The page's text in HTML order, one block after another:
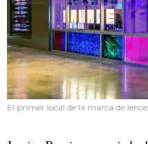
El primer local de la marca de